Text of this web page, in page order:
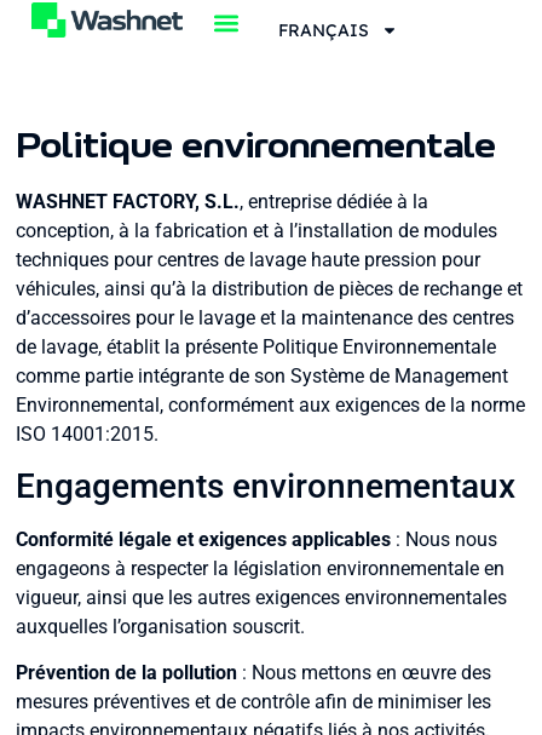
FRANÇAIS
Politique environnementale
WASHNET FACTORY, S.L.,entreprise dédiée à la
conception, à la fabrication et à l’installation de modules
techniques pour centres de lavage haute pression pour
véhicules, ainsi qu’à la distribution de pièces de rechange et
d’accessoires pour le lavage et la maintenance des centres
de lavage, établit la présente Politique Environnementale
comme partie intégrante de son Système de Management
Environnemental, conformément aux exigences de la norme
ISO 14001:2015.
Engagements environnementaux
Conformité légale et exigences applicables : Nous nous
engageons à respecter la législation environnementale en
vigueur, ainsi que les autres exigences environnementales
auxquelles l’organisation souscrit.
Prévention de la pollution : Nous mettons en œuvre des
mesures préventives et de contrôle afin de minimiser les